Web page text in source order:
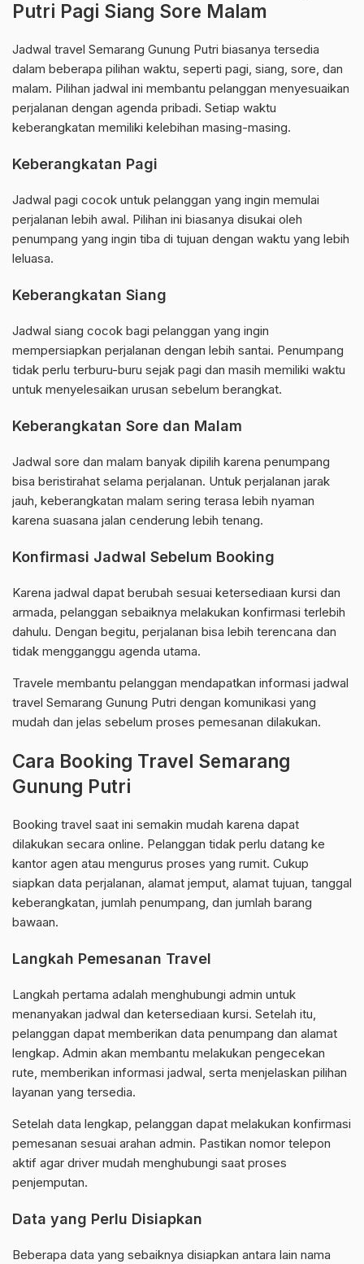
Putri Pagi Siang Sore Malam
Jadwal travel Semarang Gunung Putri biasanya tersedia
dalam beberapa pilihan waktu, seperti pagi, siang, sore, dan
malam. Pilihan jadwal ini membantu pelanggan menyesuaikan
perjalanan dengan agenda pribadi. Setiap waktu
keberangkatan memiliki kelebihan masing-masing.
Keberangkatan Pagi
Jadwal pagi cocok untuk pelanggan yang ingin memulai
perjalanan lebih awal. Pilihan ini biasanya disukai oleh
penumpang yang ingin tiba di tujuan dengan waktu yang lebih
leluasa.
Keberangkatan Siang
Jadwal siang cocok bagi pelanggan yang ingin
mempersiapkan perjalanan dengan lebih santai. Penumpang
tidak perlu terburu-buru sejak pagi dan masih memiliki waktu
untuk menyelesaikan urusan sebelum berangkat.
Keberangkatan Sore dan Malam
Jadwal sore dan malam banyak dipilih karena penumpang
bisa beristirahat selama perjalanan. Untuk perjalanan jarak
jauh, keberangkatan malam sering terasa lebih nyaman
karena suasana jalan cenderung lebih tenang.
Konfirmasi Jadwal Sebelum Booking
Karena jadwal dapat berubah sesuai ketersediaan kursi dan
armada, pelanggan sebaiknya melakukan konfirmasi terlebih
dahulu. Dengan begitu, perjalanan bisa lebih terencana dan
tidak mengganggu agenda utama.
Travele membantu pelanggan mendapatkan informasi jadwal
travel Semarang Gunung Putri dengan komunikasi yang
mudah dan jelas sebelum proses pemesanan dilakukan.
Cara Booking Travel Semarang
Gunung Putri
Booking travel saat ini semakin mudah karena dapat
dilakukan secara online. Pelanggan tidak perlu datang ke
kantor agen atau mengurus proses yang rumit. Cukup
siapkan data perjalanan, alamat jemput, alamat tujuan, tanggal
keberangkatan, jumlah penumpang, dan jumlah barang
bawaan.
Langkah Pemesanan Travel
Langkah pertama adalah menghubungi admin untuk
menanyakan jadwal dan ketersediaan kursi. Setelah itu,
pelanggan dapat memberikan data penumpang dan alamat
lengkap. Admin akan membantu melakukan pengecekan
rute, memberikan informasi jadwal, serta menjelaskan pilihan
layanan yang tersedia.
Setelah data lengkap, pelanggan dapat melakukan konfirmasi
pemesanan sesuai arahan admin. Pastikan nomor telepon
aktif agar driver mudah menghubungi saat proses
penjemputan.
Data yang Perlu Disiapkan
Beberapa data yang sebaiknya disiapkan antara lain nama